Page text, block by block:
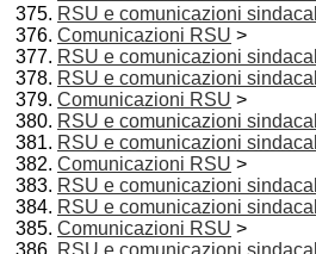
RSU e comunicazioni
Comunicazioni RSU >
RSU e comunicazioni
RSU e comunicazioni
Comunicazioni RSU >
RSU e comunicazioni
RSU e comunicazioni
Comunicazioni RSU >
RSU e comunicazioni
RSU e comunicazioni
Comunicazioni RSU >